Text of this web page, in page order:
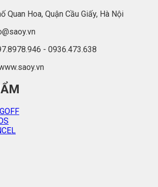
Quan Hoa, Quận Cầu Giấy, Hà Nội
- 0936.473.638